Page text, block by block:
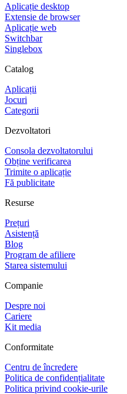
Aplicație desktop
Extensie de browser
Aplicație web
Switchbar
Singlebox
Catalog
Aplicații
Jocuri
Categorii
Dezvoltatori
Consola dezvoltatorului
Obține verificarea
Trimite o aplicație
Fă publicitate
Resurse
Prețuri
Asistență
Blog
Program de afiliere
Starea sistemului
Companie
Despre noi
Cariere
Kit media
Conformitate
Centru de încredere
Politica de confidențialitate
Politica privind cookie-urile